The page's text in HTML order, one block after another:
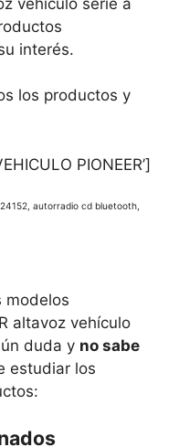
interés.
los productos y
PIONEER’]
autorradio cd bluetooth,
modelos
altavoz vehículo
duda y no sabe
estudiar los